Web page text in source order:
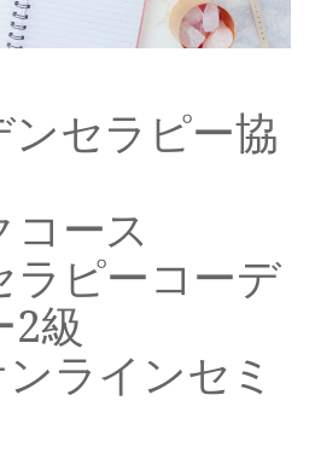
ンセラピー協
ース
ラピーコーデ
2級
ラインセミ